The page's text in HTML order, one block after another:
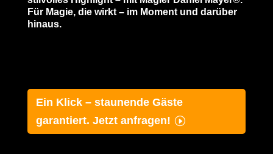
Für Magie, die wirkt – im Moment und darüber
hinaus.
Ein Klick – staunende Gäste
garantiert. Jetzt anfragen!